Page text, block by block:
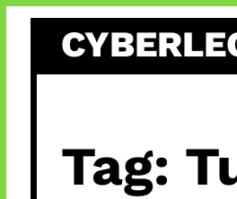
content
Tag: